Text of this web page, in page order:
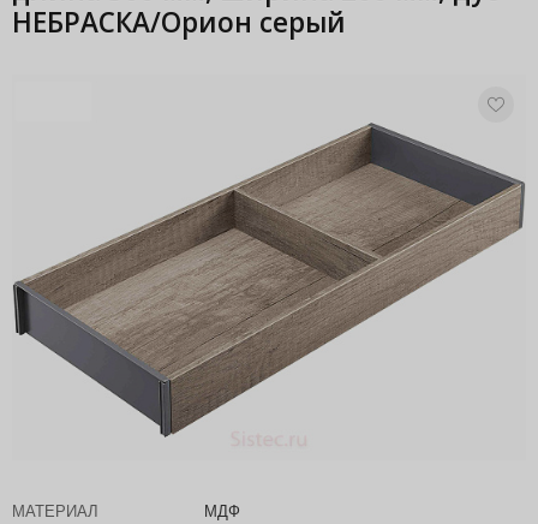
НЕБРАСКА/Орион серый
МАТЕРИАЛ
МДФ